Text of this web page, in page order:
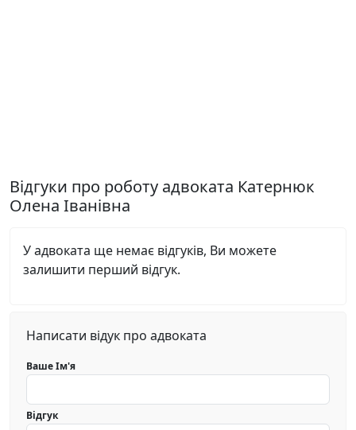
Відгуки про роботу адвоката Катернюк
Олена Іванівна
У адвоката ще немає відгуків, Ви можете
залишити перший відгук.
Написати відук про адвоката
Ваше Ім'я
Відгук